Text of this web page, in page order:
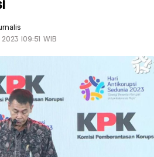
|09:51 WIB